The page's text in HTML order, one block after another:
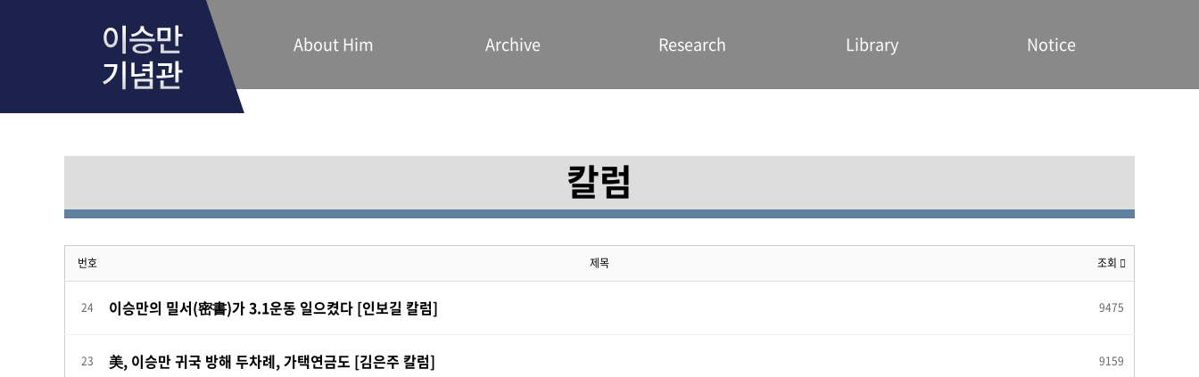
About Him Archive Research Library Notice
칼럼
번호 제목 조회
24 이승만의 밀서(密書)가 3.1운동 일으켰다 [인보길 칼럼] 9475
23 美, 이승만 귀국 방해 두차례, 가택연금도 [김은주 칼럼] 9159